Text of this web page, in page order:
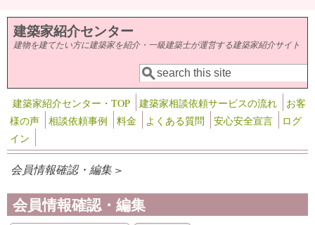
メインコンテンツに移動
建築家紹介センター
建物を建てたい方に建築家を紹介・一級建築士が運営する建築家紹介サイト
検索フォーム
検索
建築家紹介センター・TOP 建築家相談依頼サービスの流れ
お客
様の声
相談依頼事例 料金 よくある質問 安心安全宣言
ログ
イン
会員情報確認・編集 >
会員情報確認・編集